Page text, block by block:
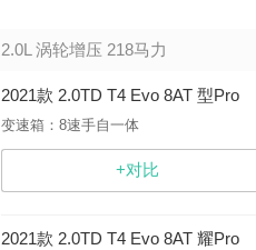
2.0L 涡轮增压 218马力
2021款 2.0TD T4 Evo 8AT 型Pro
变速箱：8速手自一体
+对比
2021款 2.0TD T4 Evo 8AT 耀Pro